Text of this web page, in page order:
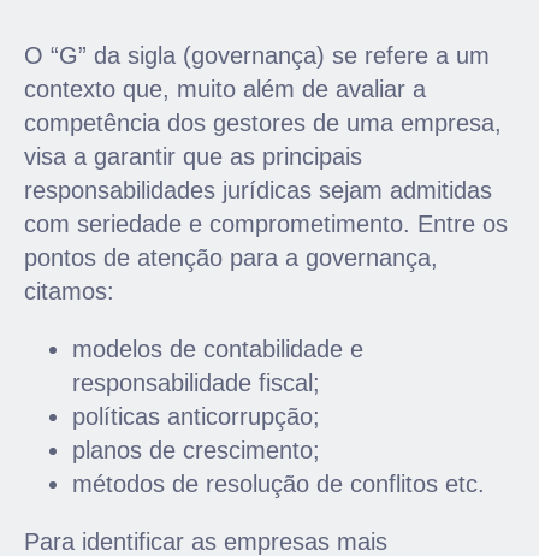
O “G” da sigla (governança) se refere a um
contexto que, muito além de avaliar a
competência dos gestores de uma empresa,
visa a garantir que as principais
responsabilidades jurídicas sejam admitidas
com seriedade e comprometimento. Entre os
pontos de atenção para a governança,
citamos:
modelos de contabilidade e
responsabilidade fiscal;
políticas anticorrupção;
planos de crescimento;
métodos de resolução de conflitos etc.
Para identificar as empresas mais